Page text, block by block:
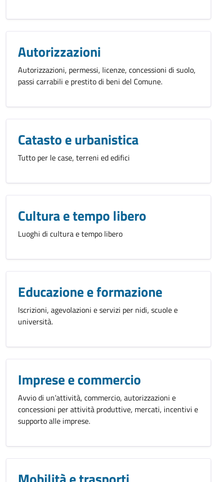
Autorizzazioni
Autorizzazioni, permessi, licenze, concessioni di suolo,
passi carrabili e prestito di beni del Comune.
Catasto e urbanistica
Tutto per le case, terreni ed edifici
Cultura e tempo libero
Luoghi di cultura e tempo libero
Educazione e formazione
Iscrizioni, agevolazioni e servizi per nidi, scuole e
università.
Imprese e commercio
Avvio di un’attività, commercio, autorizzazioni e
concessioni per attività produttive, mercati, incentivi e
supporto alle imprese.